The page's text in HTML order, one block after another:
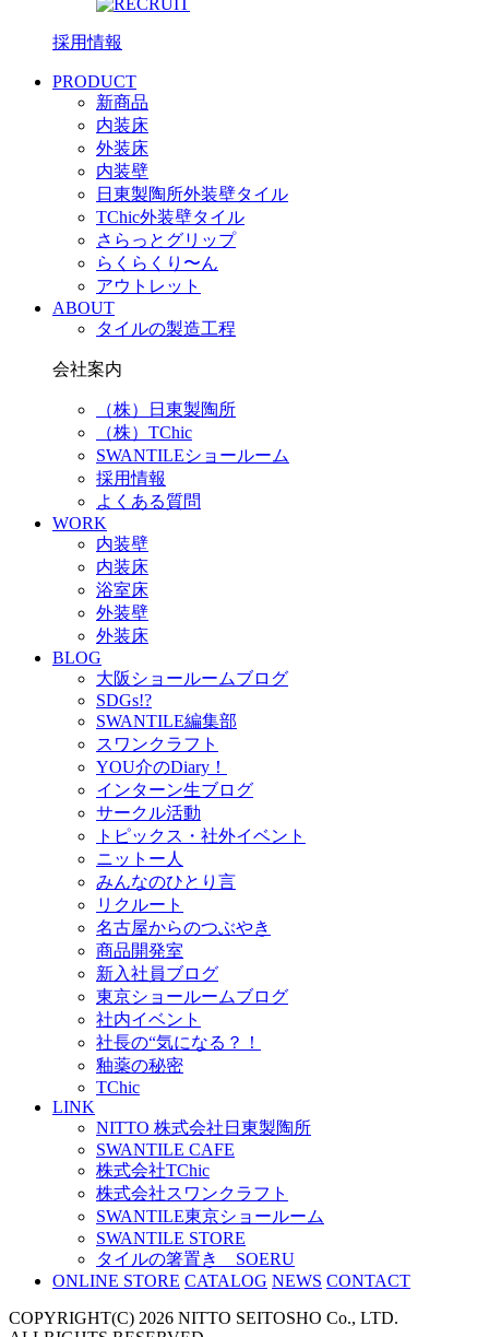
採用情報
PRODUCT
新商品
内装床
外装床
内装壁
日東製陶所外装壁タイル
TChic外装壁タイル
さらっとグリップ
らくらくり〜ん
アウトレット
ABOUT
タイルの製造工程
会社案内
（株）日東製陶所
（株）TChic
SWANTILEショールーム
採用情報
よくある質問
WORK
内装壁
内装床
浴室床
外装壁
外装床
BLOG
大阪ショールームブログ
SDGs!?
SWANTILE編集部
スワンクラフト
YOU介のDiary！
インターン生ブログ
サークル活動
トピックス・社外イベント
ニットー人
みんなのひとり言
リクルート
名古屋からのつぶやき
商品開発室
新入社員ブログ
東京ショールームブログ
社内イベント
社長の“気になる？！
釉薬の秘密
TChic
LINK
NITTO 株式会社日東製陶所
SWANTILE CAFE
株式会社TChic
株式会社スワンクラフト
SWANTILE東京ショールーム
SWANTILE STORE
タイルの箸置き SOERU
ONLINE STORE CATALOG NEWS CONTACT
COPYRIGHT(C) 2026 NITTO SEITOSHO Co., LTD.